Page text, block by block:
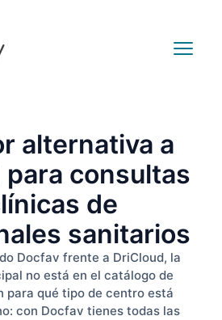
alternativa a
para consultas
de
sanitarios
Docfav frente a DriCloud, la
no está en el catálogo de
para qué tipo de centro está
con Docfav tienes todas las